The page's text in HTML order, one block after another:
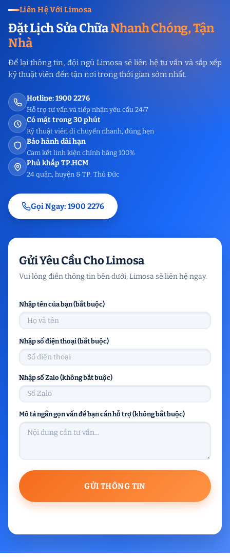
Liên Hệ Với Limosa
Đặt Lịch Sửa ChữaNhanh Chóng, Tận
Nhà
Để lại thông tin, đội ngũ Limosa sẽ liên hệ tư vấn và sắp xếp
kỹ thuật viên đến tận nơi trong thời gian sớm nhất.
Hotline: 1900 2276
Hỗ trợ tư vấn và tiếp nhận yêu cầu 24/7
Có mặt trong 30 phút
Kỹ thuật viên di chuyển nhanh, đúng hẹn
Bảo hành dài hạn
Cam kết linh kiện chính hãng 100%
Phủ khắp TP.HCM
24 quận, huyện & TP. Thủ Đức
Gọi Ngay: 1900 2276
Gửi Yêu Cầu Cho Limosa
Vui lòng điền thông tin bên dưới, Limosa sẽ liên hệ ngay.
Nhập tên của bạn (bắt buộc)
Nhập số điện thoại (bắt buộc)
Nhập số Zalo (không bắt buộc)
Mô tả ngắn gọn vấn đề bạn cần hỗ trợ (không bắt buộc)